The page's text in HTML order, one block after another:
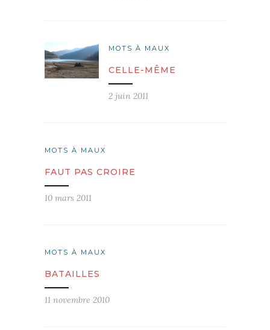
MOTS À MAUX
CELLE-MÊME
2 juin 2011
MOTS À MAUX
FAUT PAS CROIRE
10 mars 2011
MOTS À MAUX
BATAILLES
11 novembre 2010